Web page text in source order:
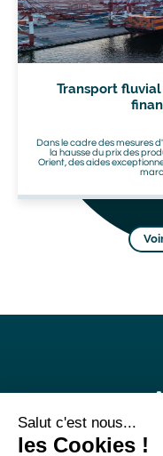
Transport
Dans le cadre des mesures
la hausse du prix des
Orient, des aides